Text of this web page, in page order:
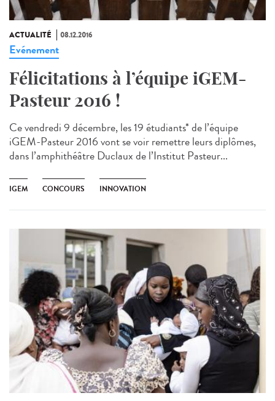
ACTUALITÉ 08.12.2016
Evénement
Félicitations à l’équipe iGEM-
Pasteur 2016 !
Ce vendredi 9 décembre, les 19 étudiants* de l’équipe
iGEM-Pasteur 2016 vont se voir remettre leurs diplômes,
dans l’amphithéâtre Duclaux de l’Institut Pasteur...
IGEM CONCOURS INNOVATION